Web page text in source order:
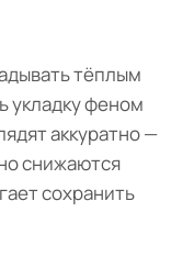
тёплым
укладку феном
аккуратно —
снижаются
сохранить